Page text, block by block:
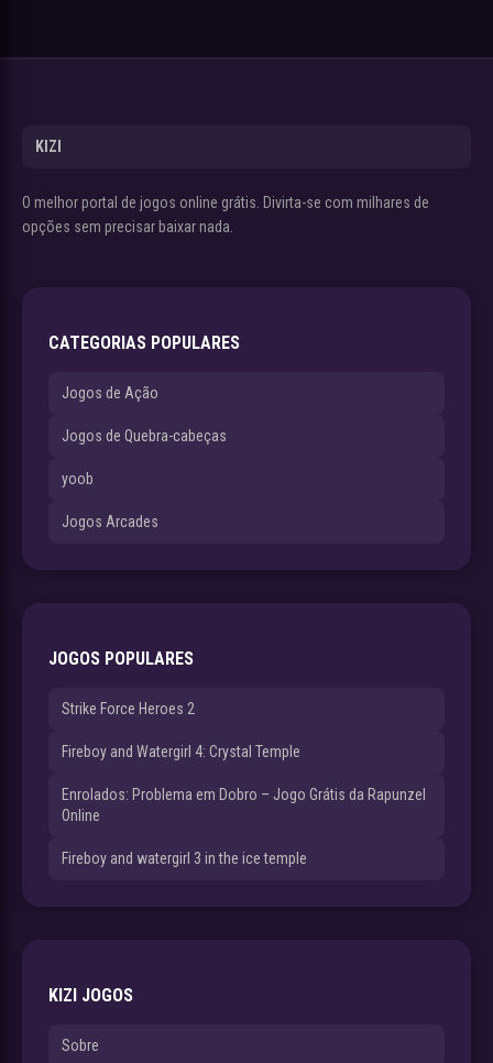
KIZI
O melhor portal de jogos online grátis. Divirta-se com milhares de
opções sem precisar baixar nada.
CATEGORIAS POPULARES
Jogos de Ação
Jogos de Quebra-cabeças
yoob
Jogos Arcades
JOGOS POPULARES
Strike Force Heroes 2
Fireboy and Watergirl 4: Crystal Temple
Enrolados: Problema em Dobro – Jogo Grátis da Rapunzel
Online
Fireboy and watergirl 3 in the ice temple
KIZI JOGOS
Sobre